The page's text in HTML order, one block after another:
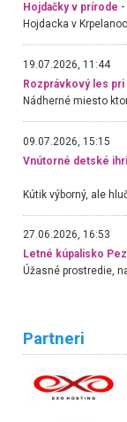
Hojdačky v prírode
19.07.2026, 11:44
Rozprávkový les
09.07.2026, 15:15
Vnútorné detské
27.06.2026, 16:53
Letné kúpalisko
Partneri